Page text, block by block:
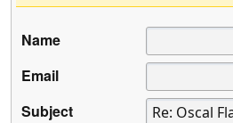
Name
Email
Subject